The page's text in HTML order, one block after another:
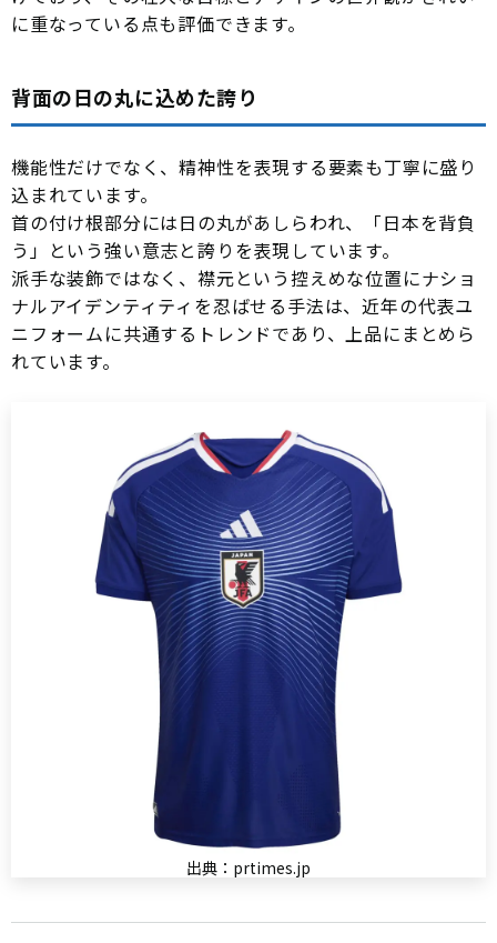
に重なっている点も評価できます。
背面の日の丸に込めた誇り
機能性だけでなく、精神性を表現する要素も丁寧に盛り
込まれています。
首の付け根部分には日の丸があしらわれ、「日本を背負
う」という強い意志と誇りを表現しています。
派手な装飾ではなく、襟元という控えめな位置にナショ
ナルアイデンティティを忍ばせる手法は、近年の代表ユ
ニフォームに共通するトレンドであり、上品にまとめら
れています。
出典：prtimes.jp